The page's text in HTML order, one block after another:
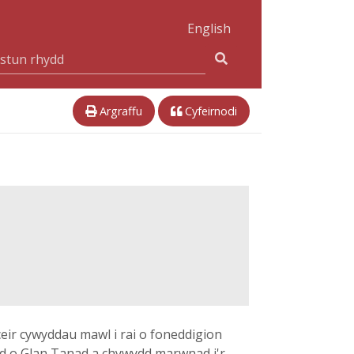
English
Argraffu Cyfeirnodi
cywyddau mawl i rai o foneddigion